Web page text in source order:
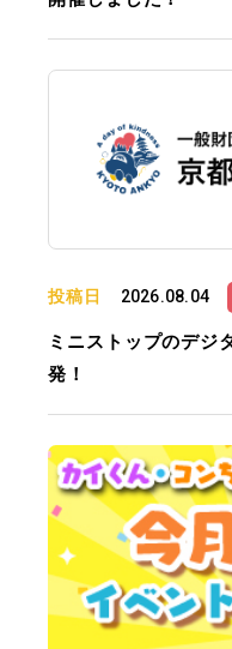
投稿日 2026.08.04
ミニストップのデジ
発！